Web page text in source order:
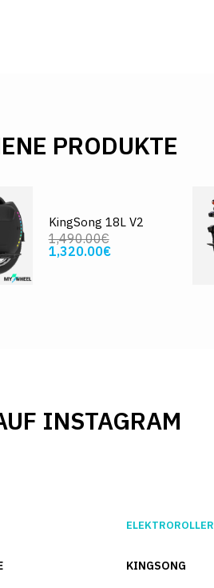
PRODUKTE
KingSong 18L V2
1,490.00€
1,320.00€
INSTAGRAM
ELEKTROROLLER
KINGSONG